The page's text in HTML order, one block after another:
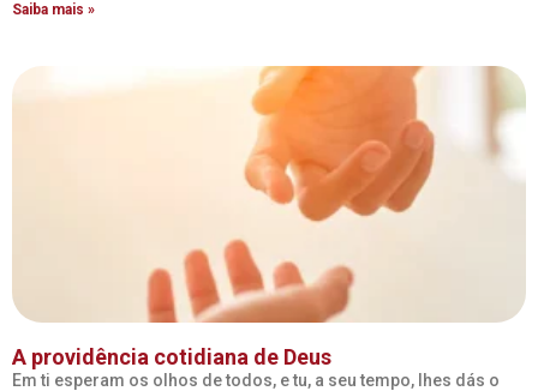
Saiba mais »
A providência cotidiana de Deus
Em ti esperam os olhos de todos, e tu, a seu tempo, lhes dás o